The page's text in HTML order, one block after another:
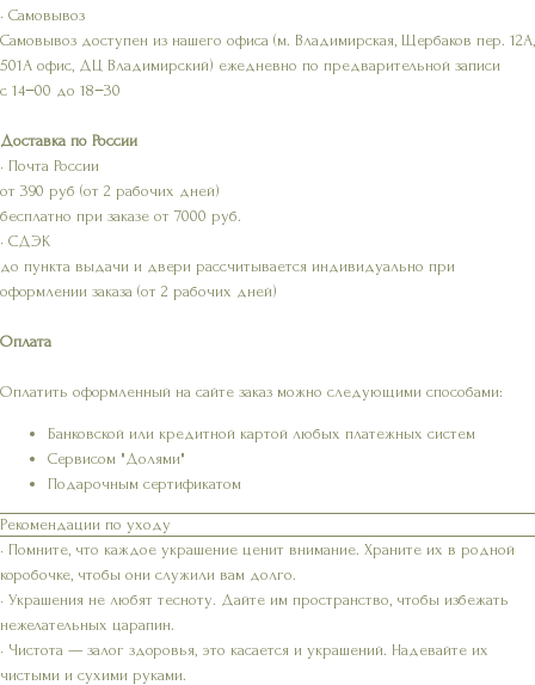
• Самовывоз
Самовывоз доступен из нашего офиса (м. Владимирская, Щербаков пер. 12А,
501А офис, ДЦ Владимирский) ежедневно по предварительной записи
с 14−00 до 18−30
Доставка по России
• Почта России
от 390 руб (от 2 рабочих дней)
бесплатно при заказе от 7000 руб.
• СДЭК
до пункта выдачи и двери рассчитывается индивидуально при
оформлении заказа (от 2 рабочих дней)
Оплата
Оплатить оформленный на сайте заказ можно следующими способами:
Банковской или кредитной картой любых платежных систем
Сервисом "Долями"
Подарочным сертификатом
Рекомендации по уходу
• Помните, что каждое украшение ценит внимание. Храните их в родной
коробочке, чтобы они служили вам долго.
• Украшения не любят тесноту. Дайте им пространство, чтобы избежать
нежелательных царапин.
• Чистота — залог здоровья, это касается и украшений. Надевайте их
чистыми и сухими руками.